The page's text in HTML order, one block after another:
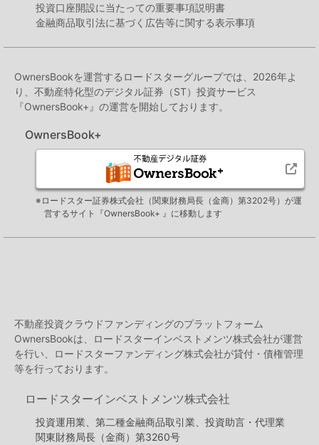
投資口座開設に当たっての重要事項説明書
金融商品取引法に基づく広告等に関する表示事項
OwnersBookを運営するロードスターグループでは、2026年よ
り、不動産特化型のデジタル証券（ST）投資サービス
『OwnersBook+』の運営を開始しております。
OwnersBook+
※ロードスター証券株式会社（関東財務局長（金商）第3202号）が運
営するサイト『OwnersBook+ 』に移動します
不動産投資クラウドファンディングのプラットフォーム
OwnersBookは、ロードスターインベストメンツ株式会社が運営
を行い、ロードスターファンディング株式会社が貸付・債権管理
等を行っております。
ロードスターインベストメンツ株式会社
投資運用業、第二種金融商品取引業、投資助言・代理業
関東財務局長（金商）第3260号